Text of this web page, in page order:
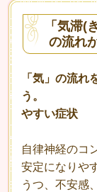
「気滞(
の流れ
「気」の流れ
う
やすい症状
「気」
自律神経のコ
安定になりや
うつ、不安感